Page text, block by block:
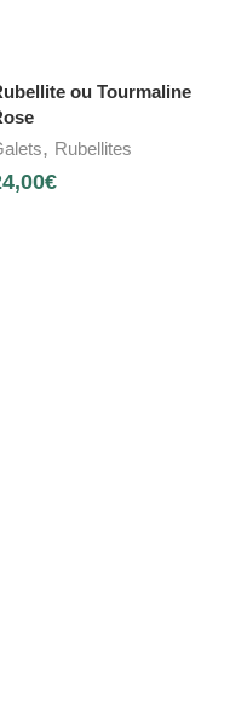
ou Tourmaline
, Rubellites
€